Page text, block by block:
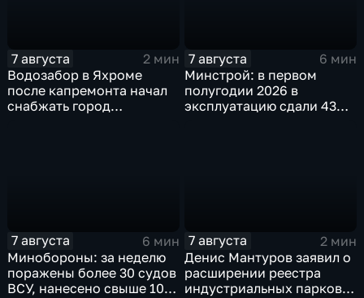
7 августа
2 мин
Водозабор в Яхроме
после капремонта начал
снабжать город
7 августа
6 мин
Минстрой: в первом
полугодии 2026 в
эксплуатацию сдали 43
7 августа
6 мин
Минобороны: за неделю
поражены более 30 судов
ВСУ, нанесено свыше 10
7 августа
2 мин
Денис Мантуров заявил о
расширении реестра
индустриальных парков в